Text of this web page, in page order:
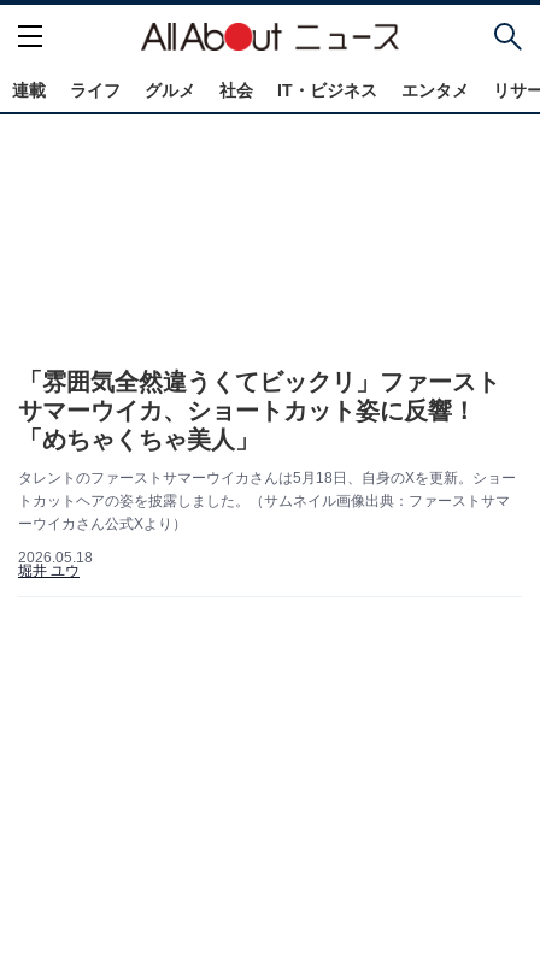
連載 ライフ グルメ 社会 IT・ビジネス エンタメ リサ
「雰囲気全然違うくてビックリ」ファースト
サマーウイカ、ショートカット姿に反響！
「めちゃくちゃ美人」
タレントのファーストサマーウイカさんは5月18日、自身のXを更新。ショー
トカットヘアの姿を披露しました。（サムネイル画像出典：ファーストサマ
ーウイカさん公式Xより）
2026.05.18
堀井 ユウ